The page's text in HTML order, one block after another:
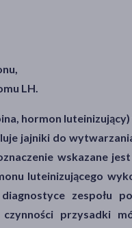
LH.
hormon
jajniki do
wskazane
luteinizującego
zespołu
przysadki